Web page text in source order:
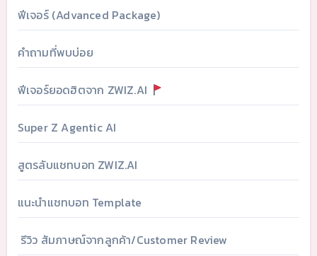
ฟีเจอร์ (Advanced Package)
คำถามที่พบบ่อย
ฟีเจอร์ยอดฮิตจาก ZWIZ.AI
Super Z Agentic AI
สูตรลับแชทบอท ZWIZ.AI
แนะนำแชทบอท Template
รีวิว สัมภาษณ์จากลูกค้า/Customer Review